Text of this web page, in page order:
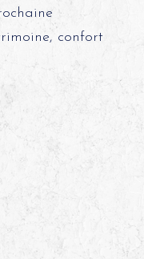
confort